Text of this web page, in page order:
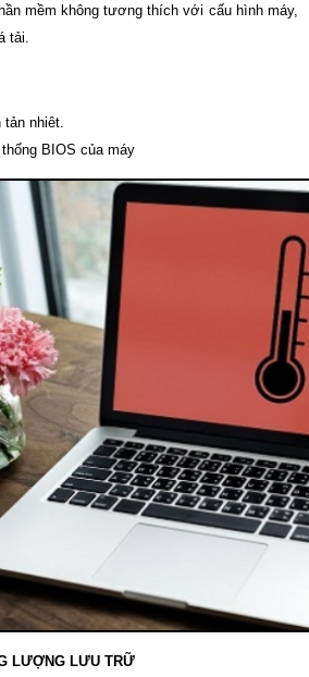
mềm không tương thích với cấu hình máy,
tải.
tản nhiêt.
thống BIOS của máy
LƯỢNG LƯU TRỮ